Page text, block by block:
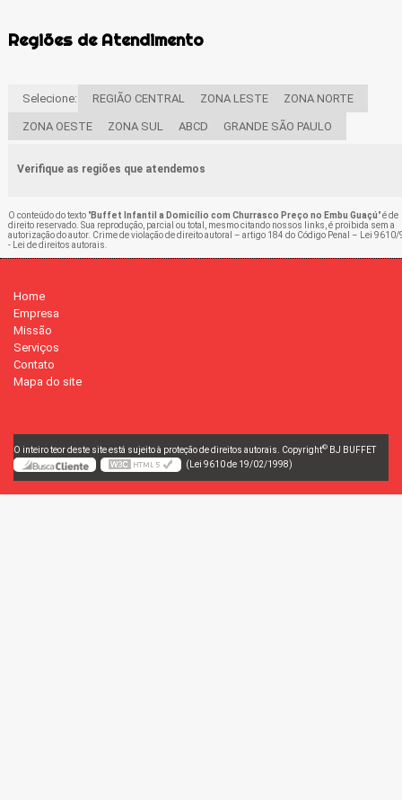
Regiões de Atendimento
Selecione: REGIÃO CENTRAL ZONA LESTE ZONA NORTE
ZONA OESTE ZONA SUL ABCD GRANDE SÃO PAULO
Verifique as regiões que atendemos
O conteúdo do texto "Buffet Infantil a Domicílio com Churrasco Preço no Embu Guaçú" é de
direito reservado. Sua reprodução, parcial ou total, mesmo citando nossos links, é proibida sem a
autorização do autor. Crime de violação de direito autoral – artigo 184 do Código Penal –
Lei 9610/
- Lei de direitos autorais
Home
Empresa
Missão
Serviços
Contato
Mapa do site
O inteiro teor deste site está sujeito à proteção de direitos autorais. Copyright© BJ BUFFET
(Lei 9610 de 19/02/1998)